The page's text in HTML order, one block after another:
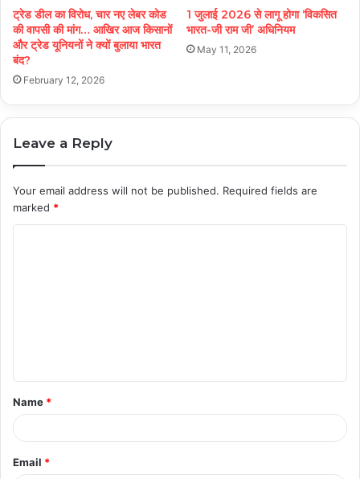
ट्रेड डील का विरोध, चार नए लेबर कोड
की वापसी की मांग… आखिर आज किसानों
और ट्रेड यूनियनों ने क्यों बुलाया भारत
बंद?
February 12, 2026
1 जुलाई 2026 से लागू होगा ‘विकसित
भारत-जी राम जी’ अधिनियम
May 11, 2026
Leave a Reply
Your email address will not be published. Required fields are
marked *
t
*
Name *
Email *